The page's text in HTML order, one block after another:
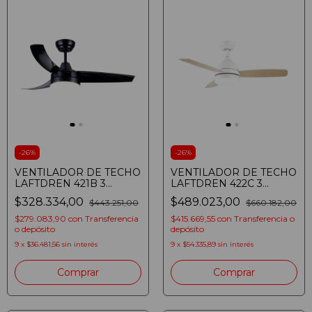
-26%
VENTILADOR DE TECHO
LAFTDREN 421B 3
VELOCIDADES LED 24W
NEGRO
$328.334,00 $443.251,00
$279.083,90 con Transferencia
o depósito
9 x $36.481,56 sin interés
-26%
VENTILADOR DE TECHO
LAFTDREN 422C 3
VELOCIDADES LED 24W
BLANCO
(7798328754172)
$489.023,00 $660.182,00
$415.669,55 con Transferencia o
depósito
9 x $54.335,89 sin interés